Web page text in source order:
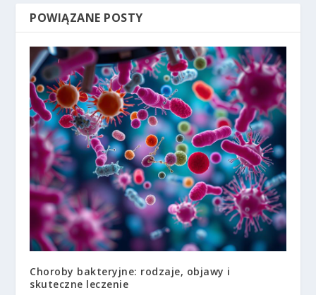
POWIĄZANE POSTY
Choroby bakteryjne: rodzaje, objawy i
skuteczne leczenie